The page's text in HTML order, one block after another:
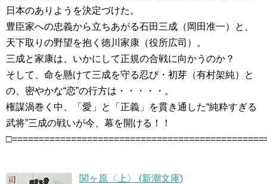
日本のありようを決定づけた。
豊臣家への忠義から立ちあがる石田三成（岡田准一）と、
天下取りの野望を抱く徳川家康（役所広司）。
三成と家康は、いかにして正規の合戦に向かうのか？
そして、命を懸けて三成を守る忍び・初芽（有村架純）と
の、密やかな“恋”の行方は・・・・・。
権謀渦巻く中、「愛」と「正義」を貫き通した“純粋すぎる
武将”三成の戦いが今、幕を開ける！！
関ヶ原〈上〉 (新潮文庫)